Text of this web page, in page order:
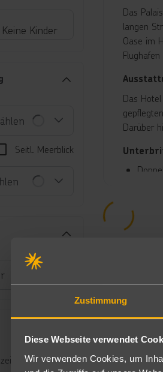
Zustimmung
Diese Webseite verwendet
Wir verwenden Cookies, um
Keine Kinder
Seitl. Meerblick
Das
langen
Oase im
Das
Darüber
Auch
DZ
Auch